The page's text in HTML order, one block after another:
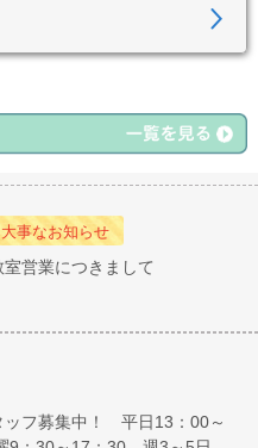
大事なお知らせ
営業につきまして
ッフ募集中！ 平日13：00～